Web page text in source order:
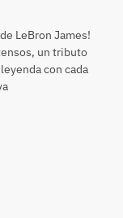
LeBron James!
un tributo
con cada